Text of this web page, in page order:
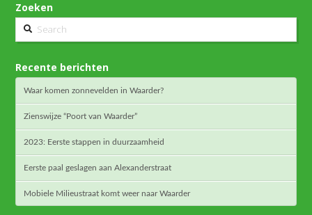
Zoeken
Search
Recente berichten
Waar komen zonnevelden in Waarder?
Zienswijze “Poort van Waarder”
2023: Eerste stappen in duurzaamheid
Eerste paal geslagen aan Alexanderstraat
Mobiele Milieustraat komt weer naar Waarder